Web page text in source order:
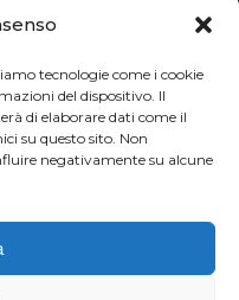
tecnologie come i cookie
del dispositivo. Il
di elaborare dati come il
su questo sito. Non
negativamente su alcune
SKICROSS
SPRINT
MEZZALAMA